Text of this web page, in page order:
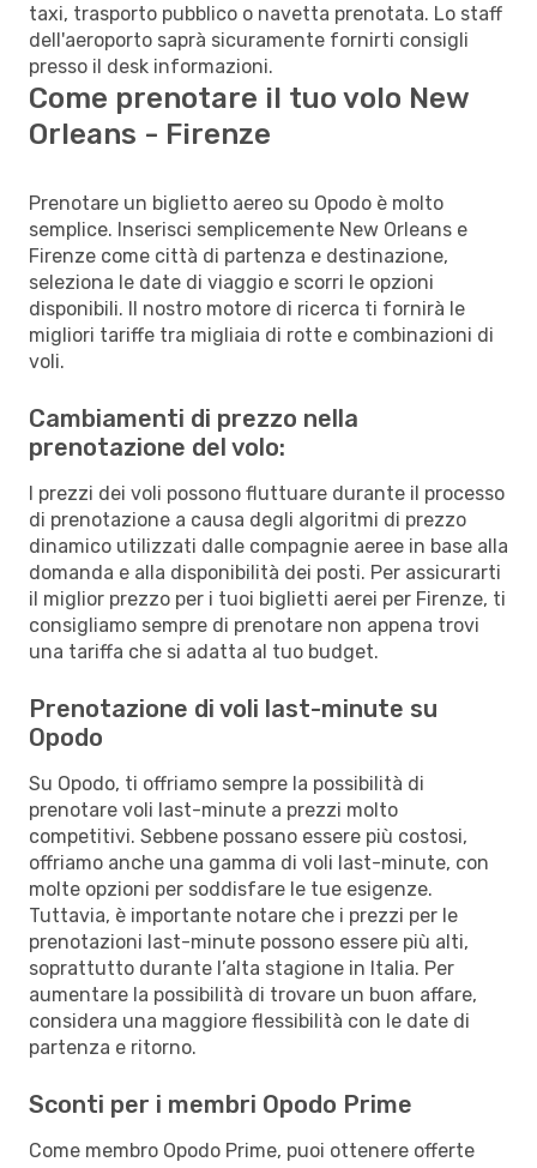
taxi, trasporto pubblico o navetta prenotata. Lo staff
dell'aeroporto saprà sicuramente fornirti consigli
presso il desk informazioni.
Come prenotare il tuo volo New
Orleans - Firenze
Prenotare un biglietto aereo su Opodo è molto
semplice. Inserisci semplicemente New Orleans e
Firenze come città di partenza e destinazione,
seleziona le date di viaggio e scorri le opzioni
disponibili. Il nostro motore di ricerca ti fornirà le
migliori tariffe tra migliaia di rotte e combinazioni di
voli.
Cambiamenti di prezzo nella
prenotazione del volo:
I prezzi dei voli possono fluttuare durante il processo
di prenotazione a causa degli algoritmi di prezzo
dinamico utilizzati dalle compagnie aeree in base alla
domanda e alla disponibilità dei posti. Per assicurarti
il miglior prezzo per i tuoi biglietti aerei per Firenze, ti
consigliamo sempre di prenotare non appena trovi
una tariffa che si adatta al tuo budget.
Prenotazione di voli last-minute su
Opodo
Su Opodo, ti offriamo sempre la possibilità di
prenotare voli last-minute a prezzi molto
competitivi. Sebbene possano essere più costosi,
offriamo anche una gamma di voli last-minute, con
molte opzioni per soddisfare le tue esigenze.
Tuttavia, è importante notare che i prezzi per le
prenotazioni last-minute possono essere più alti,
soprattutto durante l’alta stagione in Italia. Per
aumentare la possibilità di trovare un buon affare,
considera una maggiore flessibilità con le date di
partenza e ritorno.
Sconti per i membri Opodo Prime
Come membro Opodo Prime, puoi ottenere offerte